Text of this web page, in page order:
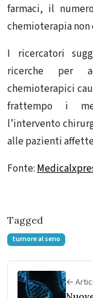
farmaci, il
chemioterapia non
I ricercatori
ricerche per
chemioterapici
frattempo i
l’intervento
alle pazienti affette
Fonte:
Tagged
tumore al seno
←